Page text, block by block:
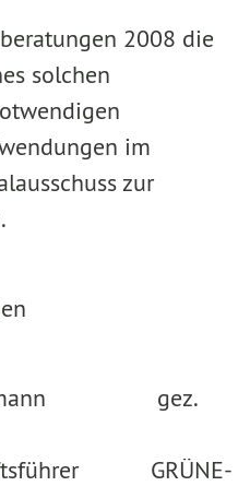
2008 die
solchen
im
zur
gez.
GRÜNE-